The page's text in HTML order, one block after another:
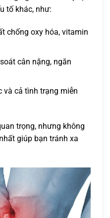
tố khác, như:
chống oxy hóa, vitamin
cân nặng, ngăn
và cả tình trạng miễn
trọng, nhưng không
giúp bạn tránh xa